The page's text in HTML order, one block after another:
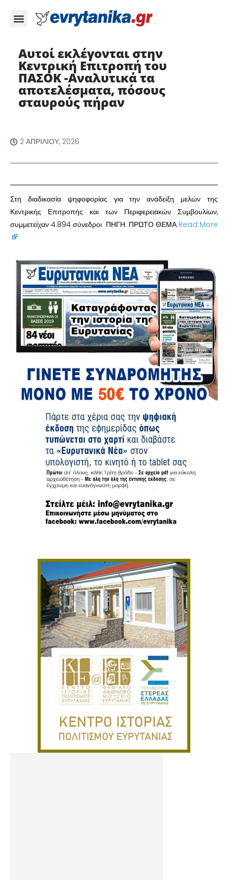
Αυτοί εκλέγονται στην
Κεντρική Επιτροπή του
ΠΑΣΟΚ -Αναλυτικά τα
αποτελέσματα, πόσους
σταυρούς πήραν
2 ΑΠΡΙΛΊΟΥ, 2026
Στη διαδικασία ψηφοφορίας για την ανάδειξη μελών της
Κεντρικής Επιτροπής και των Περιφερειακών Συμβουλίων,
συμμετείχαν 4.894 σύνεδροι ΠΗΓΗ: ΠΡΩΤΟ ΘΕΜΑ Read More